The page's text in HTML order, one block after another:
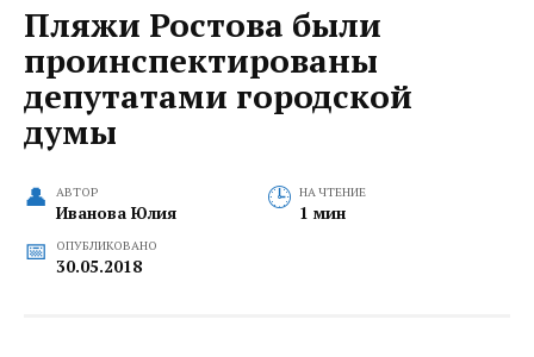
Пляжи Ростова были
проинспектированы
депутатами городской
думы
АВТОР
Иванова Юлия
НА ЧТЕНИЕ
1 мин
ОПУБЛИКОВАНО
30.05.2018